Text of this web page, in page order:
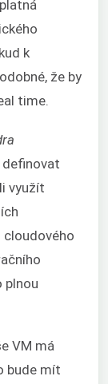
k
že by
time.
využít
plnou
VM má
bude mít